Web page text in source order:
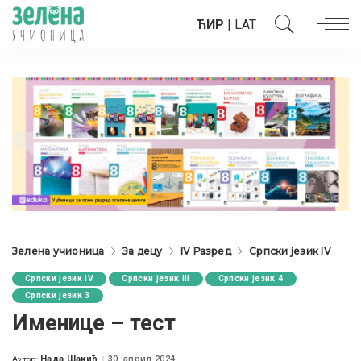
ЋИР | LAT
Зелена учионица За децу IV Разред Српски језик IV
Српски језик IV Српски језик III
Српски језик 4
Српски језик 3
Именице – тест
Аутор: Нада Шакић 30. април 2024.